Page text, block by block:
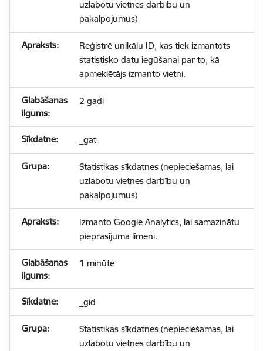
uzlabotu vietnes darbību un
pakalpojumus)
Reģistrē unikālu ID, kas tiek izmantots
statistisko datu iegūšanai par to, kā
apmeklētājs izmanto vietni.
2 gadi
_gat
Statistikas sīkdatnes (nepieciešamas, lai
uzlabotu vietnes darbību un
pakalpojumus)
Izmanto Google Analytics, lai samazinātu
pieprasījuma līmeni.
1 minūte
_gid
Statistikas sīkdatnes (nepieciešamas, lai
uzlabotu vietnes darbību un